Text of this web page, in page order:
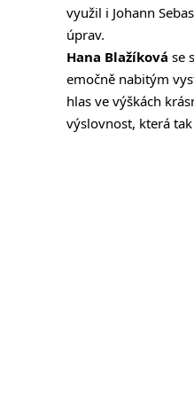
využil i Johann
úprav.
Hana Blažíková se
emočně nabitým
hlas ve výškách
výslovnost, která